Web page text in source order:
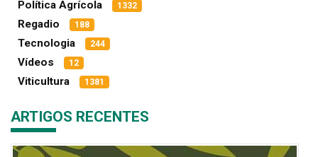
Política Agrícola 1332
Regadio 188
Tecnologia 244
Vídeos 12
Viticultura 1381
ARTIGOS RECENTES